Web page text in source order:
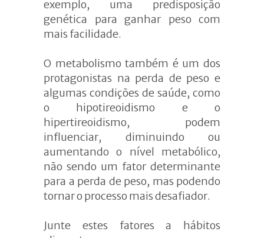
exemplo, uma predisposição
genética para ganhar peso com
mais facilidade.
O metabolismo também é um dos
protagonistas na perda de peso e
algumas condições de saúde, como
o hipotireoidismo e o
hipertireoidismo, podem
influenciar, diminuindo ou
aumentando o nível metabólico,
não sendo um fator determinante
para a perda de peso, mas podendo
tornar o processo mais desafiador.
Junte estes fatores a hábitos